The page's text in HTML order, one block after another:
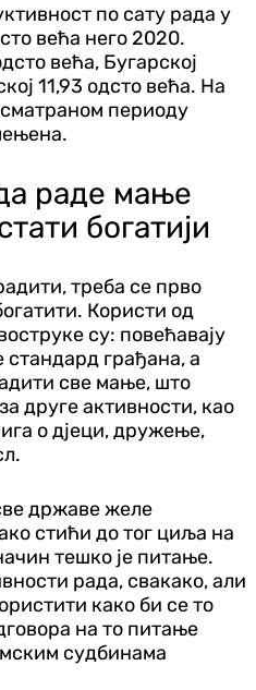
по сату рада у
већа него 2020.
већа, Бугарској
11,93 одсто већа. На
периоду
раде мање
богатији
треба се прво
Користи од
су: повећавају
стандард грађана, а
све мање, што
друге активности, као
о дјеци, дружење,
државе желе
стићи до тог циља на
тешко је питање.
рада, свакако, али
како би се то
на то питање
судбинама